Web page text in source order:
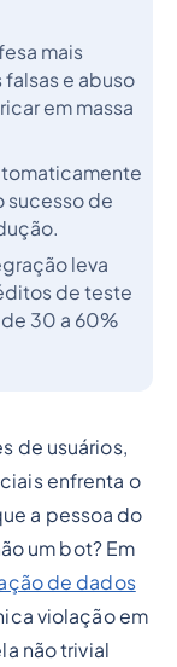
mais
e abuso
em massa
sucesso de
leva
de teste
30 a 60%
de usuários,
enfrenta o
a pessoa do
um bot? Em
de dados
violação em
não trivial